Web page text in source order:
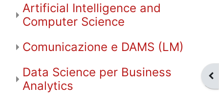
Artificial Intelligence and
Computer Science
Comunicazione e DAMS (LM)
Data Science per Business
Analytics